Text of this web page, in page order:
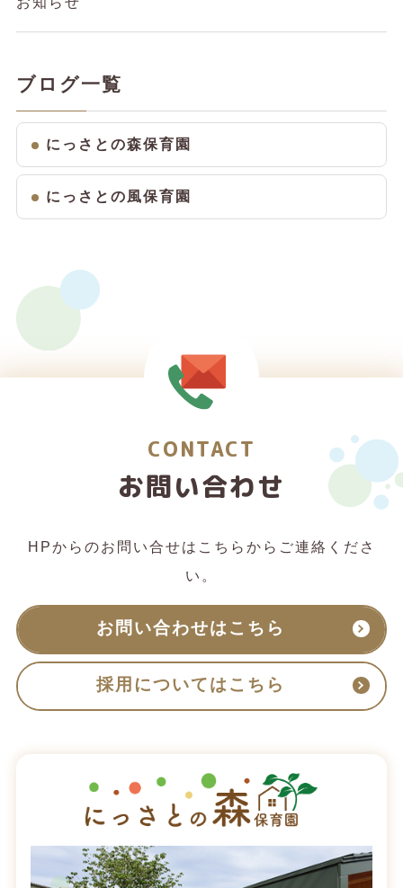
ブログ一覧
にっさとの森保育園
にっさとの風保育園
CONTACT
お問い合わせ
HPからのお問い合せはこちらからご連絡くださ
い。
お問い合わせはこちら
採用についてはこちら